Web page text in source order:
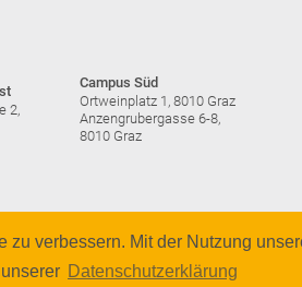
verbessern. Mit der Nutzung
Datenschutzerklärung
2,
Campus Süd
Ortweinplatz 1, 8010 Graz
Anzengrubergasse 6-8,
8010 Graz
© 2026